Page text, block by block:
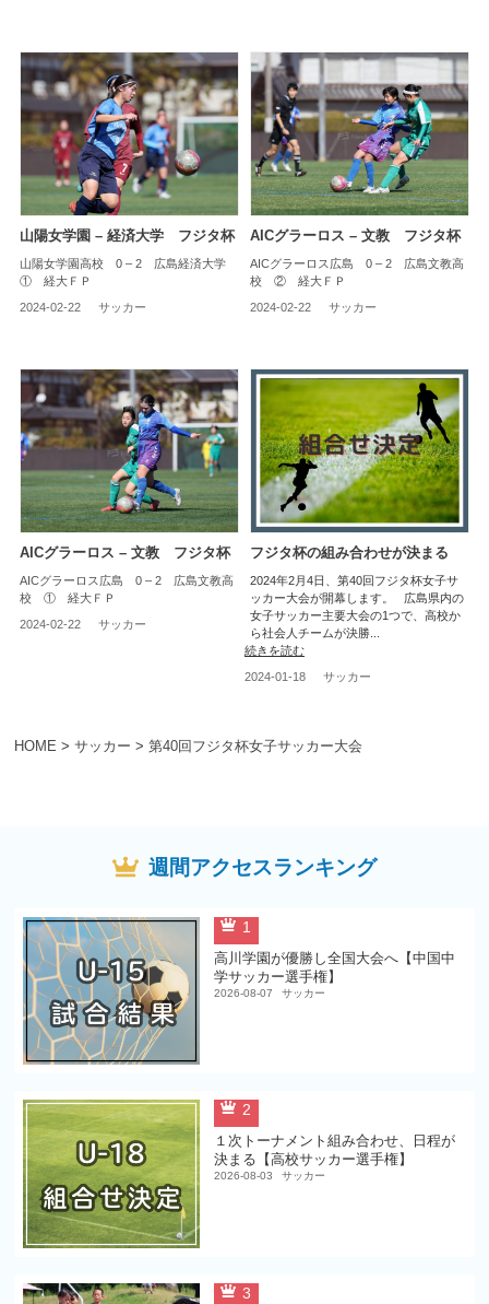
HOME > サッカー > 第40回フジタ杯女子サッカー大会
山陽女学園 – 経済大学 フジタ杯
山陽女学園高校 0 – 2 広島経済大学
① 経大ＦＰ
2024-02-22
サッカー
AICグラーロス – 文教 フジタ杯
AICグラーロス広島 0 – 2 広島文教高
校 ② 経大ＦＰ
2024-02-22
サッカー
AICグラーロス – 文教 フジタ杯
AICグラーロス広島 0 – 2 広島文教高
校 ① 経大ＦＰ
2024-02-22
サッカー
フジタ杯の組み合わせが決まる
2024年2月4日、第40回フジタ杯女子サ
ッカー大会が開幕します。 広島県内の
女子サッカー主要大会の1つで、高校か
ら社会人チームが決勝...
続きを読む
2024-01-18
サッカー
週間アクセスランキング
1
高川学園が優勝し全国大会へ【中国中
学サッカー選手権】
2026-08-07 サッカー
2
１次トーナメント組み合わせ、日程が
決まる【高校サッカー選手権】
2026-08-03 サッカー
3